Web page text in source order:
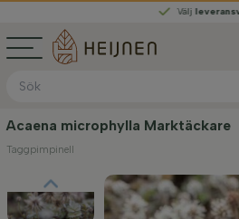
leveransveckasjälv
Acaena microphylla Marktäckare
Taggpimpinell